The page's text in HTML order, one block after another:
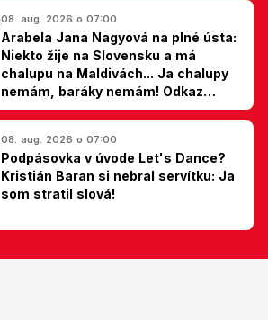
08. aug. 2026 o 07:00
Arabela Jana Nagyová na plné ústa:
Niekto žije na Slovensku a má
chalupu na Maldivách... Ja chalupy
nemám, baráky nemám! Odkaz
Slovákom
08. aug. 2026 o 07:00
Podpásovka v úvode Let's Dance?
Kristián Baran si nebral servítku: Ja
som stratil slová!